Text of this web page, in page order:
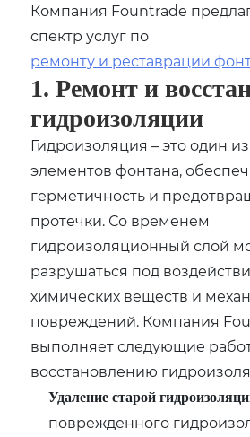
Компания Fountrade
спектр услуг по
ремонту и реставрации
1. Ремонт и
гидроизоляции
Гидроизоляция – это один
элементов фонтана,
герметичность и
протечки. Со временем
гидроизоляционный слой
разрушаться под
химических веществ и
повреждений. Компания
выполняет следующие
восстановлению
Удаление старой
поврежденного